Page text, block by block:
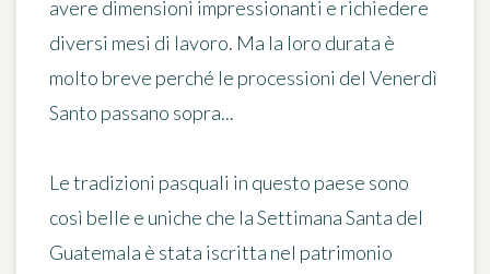
avere dimensioni impressionanti e richiedere
diversi mesi di lavoro. Ma la loro durata è
molto breve perché le processioni del Venerdì
Santo passano sopra...
Le tradizioni pasquali in questo paese sono
così belle e uniche che la Settimana Santa del
Guatemala è stata iscritta nel patrimonio